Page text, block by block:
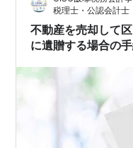
性が高い反面、設計
が不可欠となります
税理士・公認会計士
不動産を売却して
に遺贈する場合の手続き 〜生前準備・